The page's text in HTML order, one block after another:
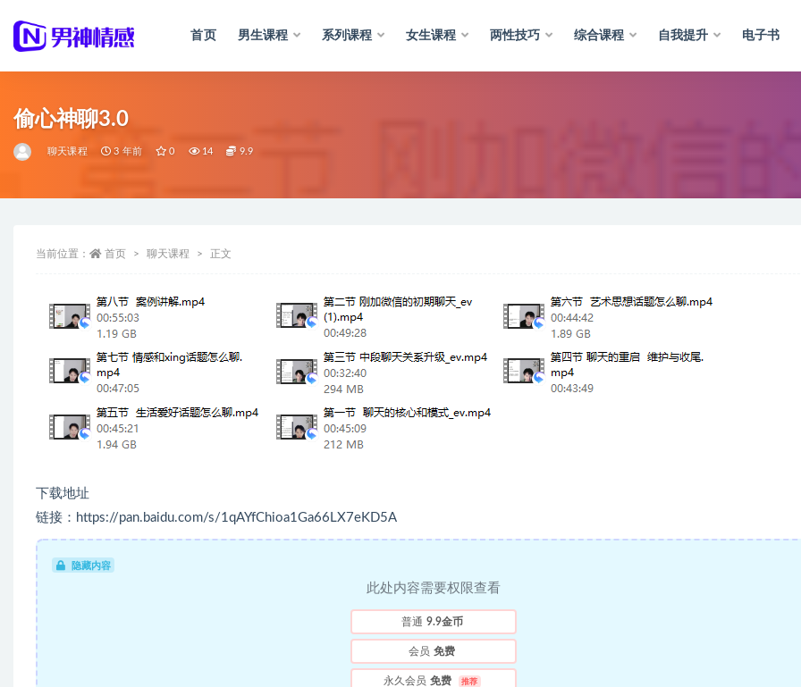
首页 男生课程 系列课程 女生课程 两性技巧 综合课程 自我提升 电子书
偷心神聊3.0
聊天课程 3 年前 0 14 9.9
当前位置： 首页 聊天课程 正文
下载地址
链接：https://pan.baidu.com/s/1qAYfChioa1Ga66LX7eKD5A
隐藏内容
此处内容需要权限查看
普通 9.9金币
会员 免费
永久会员 免费 推荐